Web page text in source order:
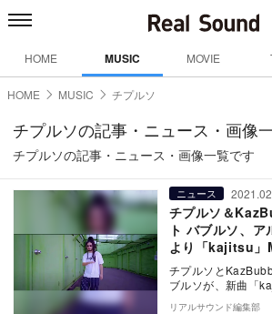
HOME MUSIC MOVIE
HOME MUSIC チプルソ
チプルソの記事・ニュース・画像
チプルソの記事・ニュース・画像一覧です
ニュース
チプルソ＆
ト バブルソ、
より「kajitsu」
チプルソと
ブルソが、新曲「
た。 バブルソ -
リアルサウンド編集部